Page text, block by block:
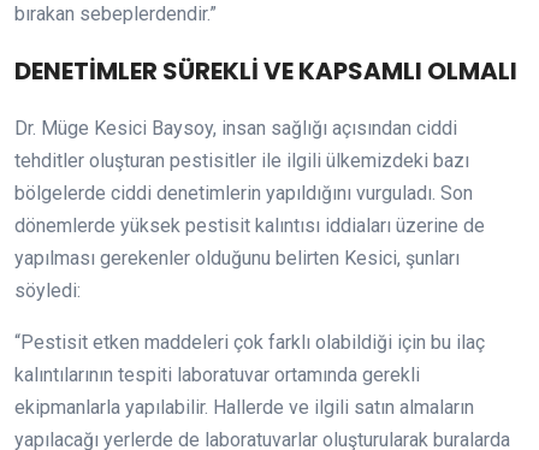
bırakan sebeplerdendir.”
DENETİMLER SÜREKLİ VE KAPSAMLI OLMALI
Dr. Müge Kesici Baysoy, insan sağlığı açısından ciddi
tehditler oluşturan pestisitler ile ilgili ülkemizdeki bazı
bölgelerde ciddi denetimlerin yapıldığını vurguladı. Son
dönemlerde yüksek pestisit kalıntısı iddiaları üzerine de
yapılması gerekenler olduğunu belirten Kesici, şunları
söyledi:
“Pestisit etken maddeleri çok farklı olabildiği için bu ilaç
kalıntılarının tespiti laboratuvar ortamında gerekli
ekipmanlarla yapılabilir. Hallerde ve ilgili satın almaların
yapılacağı yerlerde de laboratuvarlar oluşturularak buralarda